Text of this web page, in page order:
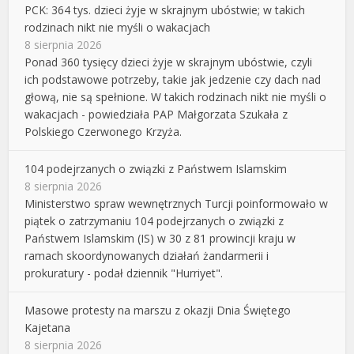
PCK: 364 tys. dzieci żyje w skrajnym ubóstwie; w takich
rodzinach nikt nie myśli o wakacjach
8 sierpnia 2026
Ponad 360 tysięcy dzieci żyje w skrajnym ubóstwie, czyli
ich podstawowe potrzeby, takie jak jedzenie czy dach nad
głową, nie są spełnione. W takich rodzinach nikt nie myśli o
wakacjach - powiedziała PAP Małgorzata Szukała z
Polskiego Czerwonego Krzyża.
104 podejrzanych o związki z Państwem Islamskim
8 sierpnia 2026
Ministerstwo spraw wewnętrznych Turcji poinformowało w
piątek o zatrzymaniu 104 podejrzanych o związki z
Państwem Islamskim (IS) w 30 z 81 prowincji kraju w
ramach skoordynowanych działań żandarmerii i
prokuratury - podał dziennik "Hurriyet".
Masowe protesty na marszu z okazji Dnia Świętego
Kajetana
8 sierpnia 2026